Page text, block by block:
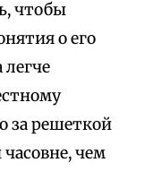
чтобы
о его
за решеткой
чем